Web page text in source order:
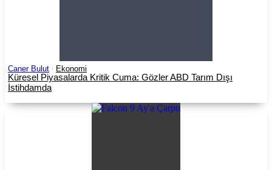
Caner Bulut Ekonomi
Küresel Piyasalarda Kritik Cuma: Gözler ABD Tarım Dışı
İstihdamda